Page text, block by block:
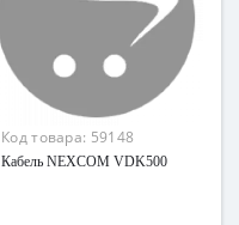
Код товара: 59148
Кабель NEXCOM VDK500